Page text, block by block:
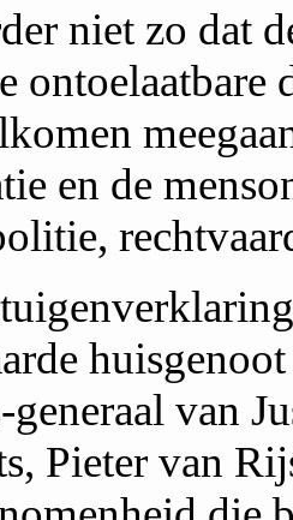
niet zo dat
ontoelaatbare
en de
generaal van
Pieter van